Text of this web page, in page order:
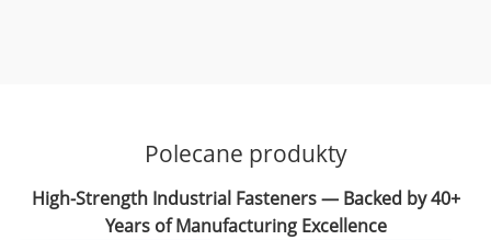
Polecane produkty
High-Strength Industrial Fasteners — Backed by 40+
Years of Manufacturing Excellence